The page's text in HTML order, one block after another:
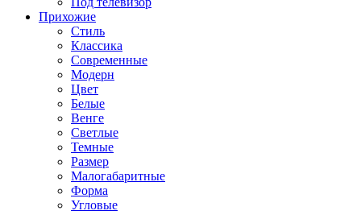
Прихожие
Стиль
Классика
Современные
Модерн
Цвет
Белые
Венге
Светлые
Темные
Размер
Малогабаритные
Форма
Угловые